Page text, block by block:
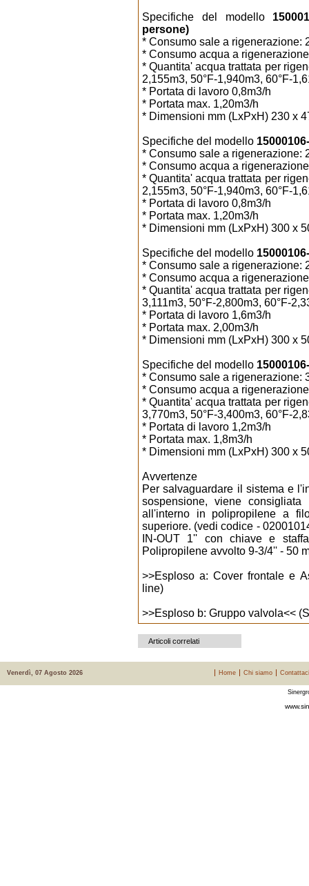
Specifiche del modello
persone)
* Consumo sale a rigenerazione:
* Consumo acqua a
* Quantita' acqua trattata per
2,155m3, 50°F-1,940m3, 60°F-
* Portata di lavoro 0,8m3/h
* Portata max. 1,20m3/h
* Dimensioni mm (LxPxH) 230 x
Specifiche del modello
* Consumo sale a rigenerazione:
* Consumo acqua a
* Quantita' acqua trattata per
2,155m3, 50°F-1,940m3, 60°F-
* Portata di lavoro 0,8m3/h
* Portata max. 1,20m3/h
* Dimensioni mm (LxPxH) 300 x
Specifiche del modello
* Consumo sale a rigenerazione:
* Consumo acqua a
* Quantita' acqua trattata per
3,111m3, 50°F-2,800m3, 60°F-
* Portata di lavoro 1,6m3/h
* Portata max. 2,00m3/h
* Dimensioni mm (LxPxH) 300 x
Specifiche del modello
* Consumo sale a rigenerazione:
* Consumo acqua a
* Quantita' acqua trattata per
3,770m3, 50°F-3,400m3, 60°F-
* Portata di lavoro 1,2m3/h
* Portata max. 1,8m3/h
* Dimensioni mm (LxPxH) 300 x
Avvertenze
Per salvaguardare il sistema e
sospensione, viene
all'interno in polipropilene a
superiore. (vedi codice -
IN-OUT 1'' con chiave e
Polipropilene avvolto 9-3/4'' - 50
>>Esploso a: Cover frontale e
line)
>>Esploso b: Gruppo valvola<<
Articoli correlati
Venerdì, 07 Agosto 2026 Home Chi siamo Contattaci